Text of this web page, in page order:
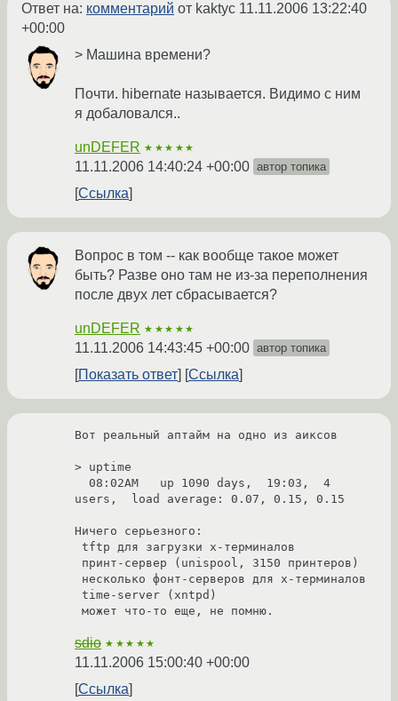
Ответ на: комментарий от kaktyc 11.11.2006 13:22:40
+00:00
> Машина времени?
Почти. hibernate называется. Видимо с ним
я добаловался..
unDEFER ★★★★★
11.11.2006 14:40:24 +00:00 автор топика
Ссылка
Вопрос в том -- как вообще такое может
быть? Разве оно там не из-за переполнения
после двух лет сбрасывается?
unDEFER ★★★★★
11.11.2006 14:43:45 +00:00 автор топика
Показать ответ Ссылка
Вот реальный аптайм на одно из аиксов
> uptime
users,  load average: 0.07, 0.15, 0.15
Ничего серьезного:
sdio ★★★★★
11.11.2006 15:00:40 +00:00
Ссылка